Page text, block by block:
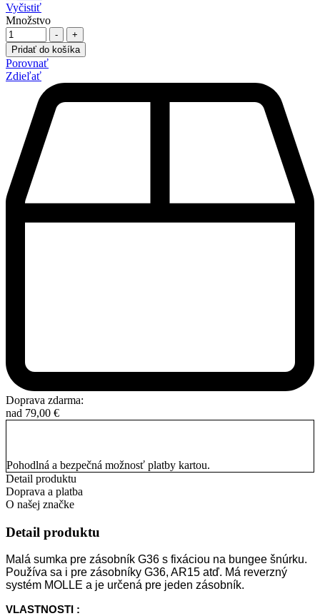
Vyčistiť
Množstvo
-
+
Pridať do košíka
Porovnať
Zdieľať
Doprava zdarma:
nad 79,00 €
Pohodlná a bezpečná možnosť platby kartou.
Detail produktu
Doprava a platba
O našej značke
Detail produktu
Malá sumka pre zásobník G36 s fixáciou na bungee šnúrku.
Používa sa i pre zásobníky G36, AR15 atď. Má reverzný
systém MOLLE a je určená pre jeden zásobník.
VLASTNOSTI :